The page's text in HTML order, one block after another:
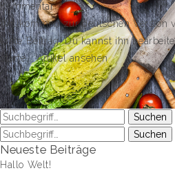
Kommentar
Willkommen zur deutschen Version
erste Beitrag. Du kannst ihn
starte...Artikel ansehen
Suchen
Suchen
Neueste Beiträge
Hallo Welt!